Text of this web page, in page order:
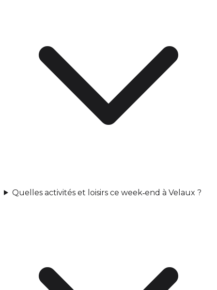
Quelles activités et loisirs ce week‑end à Velaux ?